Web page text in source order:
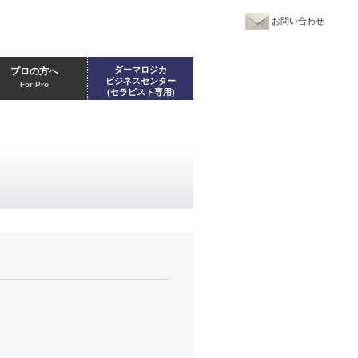
お問い合わせ
プロの方へ
For Pro
ダーマロジカ
ビジネスセンター
(セラピスト専用)